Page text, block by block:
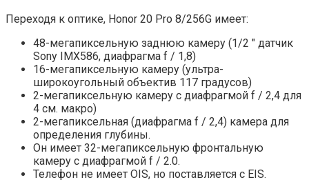
Переходя к оптике, Honor 20 Pro 8/256G имеет:
48-мегапиксельную заднюю камеру (1/2 ″ датчик
Sony IMX586, диафрагма f / 1,8)
16-мегапиксельную камеру (ультра-
широкоугольный объектив 117 градусов)
2-мегапиксельную камеру с диафрагмой f / 2,4 для
4 см. макро)
2-мегапиксельная (диафрагма f / 2,4) камера для
определения глубины.
Он имеет 32-мегапиксельную фронтальную
камеру с диафрагмой f / 2.0.
Телефон не имеет OIS, но поставляется с EIS.